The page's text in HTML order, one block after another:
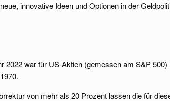
innovative Ideen und Optionen in der
2022 war für US-Aktien (gemessen am S&P
von mehr als 20 Prozent lassen die für